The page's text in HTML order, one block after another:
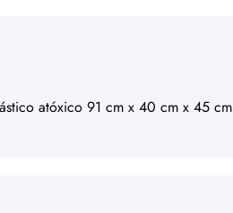
atóxico 91 cm x 40 cm x 45 cm